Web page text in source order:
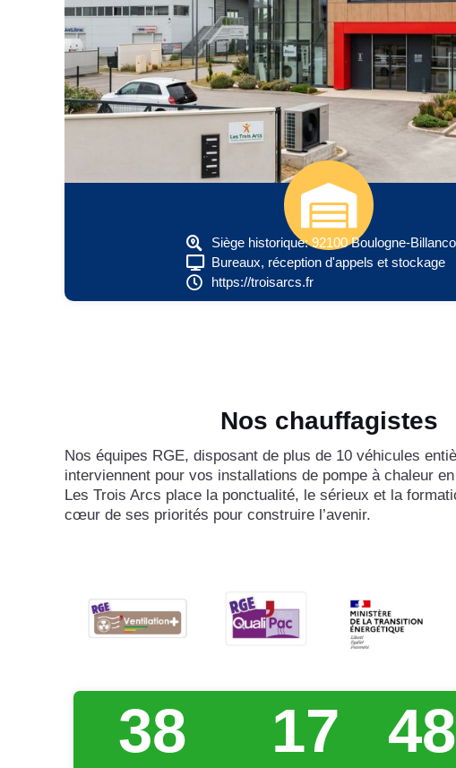
Siège historique: 92100 Boulogne-
Bureaux, réception d'appels et stockage
https://troisarcs.fr
Nos chauffagistes
Nos équipes RGE, disposant de plus de 10 véhicules
interviennent pour vos installations de pompe à chaleur
Les Trois Arcs place la ponctualité, le sérieux et la
cœur de ses priorités pour construire l’avenir.
38 17 48